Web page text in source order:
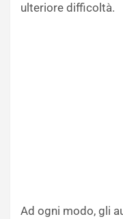
ulteriore difficoltà.
Ad ogni modo, gli